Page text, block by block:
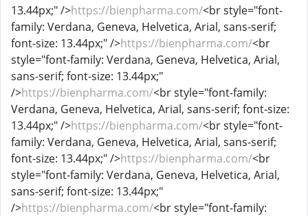
13.44px;" />https://bienpharma.com/<br style="font-
family: Verdana, Geneva, Helvetica, Arial, sans-serif;
font-size: 13.44px;" />https://bienpharma.com/<br
style="font-family: Verdana, Geneva, Helvetica, Arial,
sans-serif; font-size: 13.44px;"
/>https://bienpharma.com/<br style="font-family:
Verdana, Geneva, Helvetica, Arial, sans-serif; font-size:
13.44px;" />https://bienpharma.com/<br style="font-
family: Verdana, Geneva, Helvetica, Arial, sans-serif;
font-size: 13.44px;" />https://bienpharma.com/<br
style="font-family: Verdana, Geneva, Helvetica, Arial,
sans-serif; font-size: 13.44px;"
/>https://bienpharma.com/<br style="font-family: